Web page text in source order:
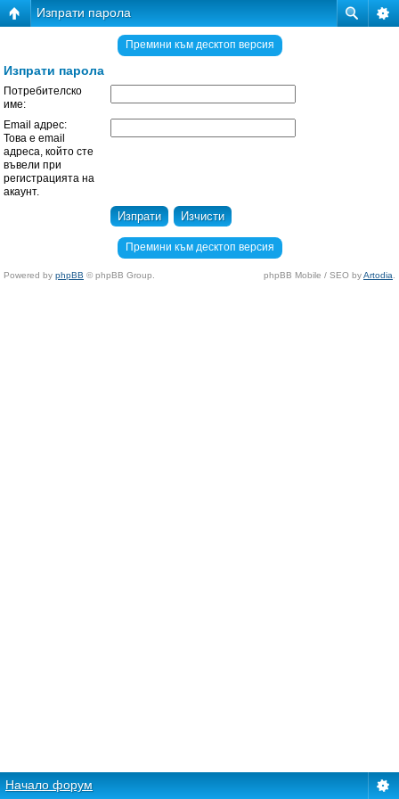
Изпрати парола
Премини към десктоп версия
Изпрати парола
Потребителско
име:
Email адрес:
Това е email
адреса, който сте
въвели при
регистрацията на
акаунт.
Премини към десктоп версия
Powered by phpBB © phpBB Group. phpBB Mobile / SEO byArtodia
Начало форум